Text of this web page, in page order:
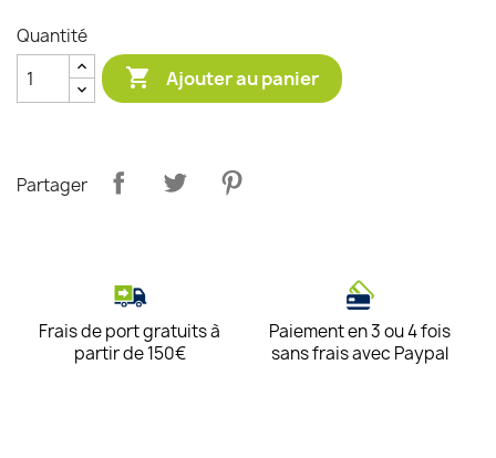
Quantité
 Ajouter au panier
Partager
Frais de port gratuits à
partir de 150€
Paiement en 3 ou 4 fois
sans frais avec Paypal